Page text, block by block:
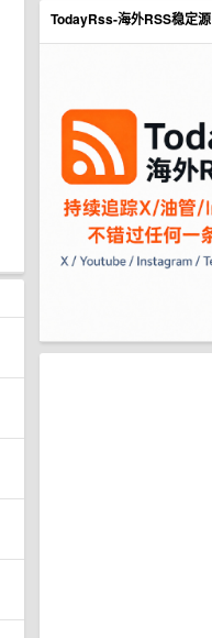
TodayRss-海外RSS稳定源